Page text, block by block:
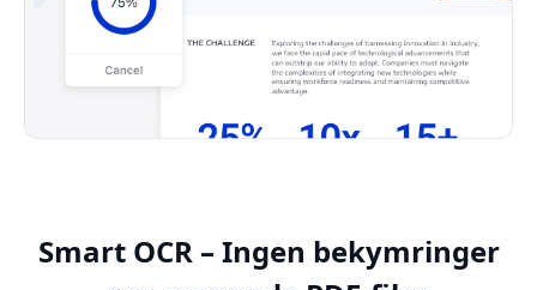
Smart OCR – Ingen bekymringer